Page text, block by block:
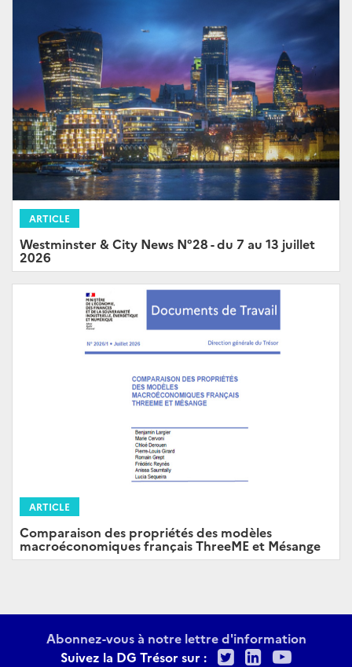
ARTICLE
Westminster & City News N°28 - du 7 au 13 juillet
2026
ARTICLE
Comparaison des propriétés des modèles
macroéconomiques français ThreeME et Mésange
Abonnez-vous à notre lettre d'information
Suivez la DG Trésor sur :
TwitterLinkedIn